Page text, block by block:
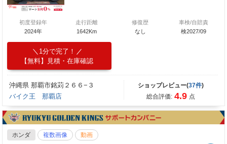
初度登録年
2024年
走行距離
1642Km
修復歴
なし
車検/自賠責
検2027/09
1分で完了！
【無料】見積・在庫確認
沖縄県 那覇市銘苅２６６−３
バイク王 那覇店
ショップレビュー(37件)
総合評価: 4.9 点
ホンダ 複数画像 動画